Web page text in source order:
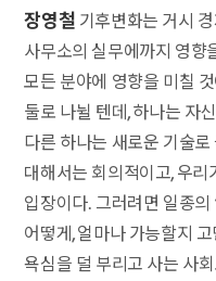
장영철 기후변화는 거시
사무소의 실무에까지 영향
모든 분야에 영향을 미칠
둘로 나뉠 텐데, 하나는 자
다른 하나는 새로운 기술로
대해서는 회의적이고, 우
입장이다. 그러려면 일종의
어떻게, 얼마나 가능할지
욕심을 덜 부리고 사는 사